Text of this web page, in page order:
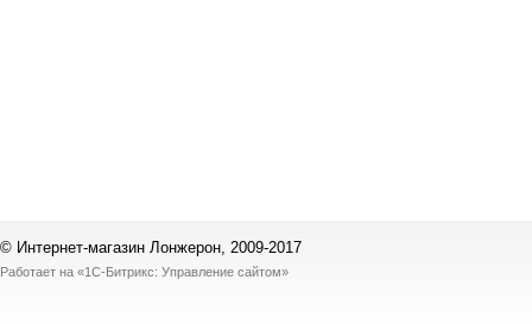
© Интернет-магазин Лонжерон, 2009-2017
Работает на «1С-Битрикс: Управление сайтом»